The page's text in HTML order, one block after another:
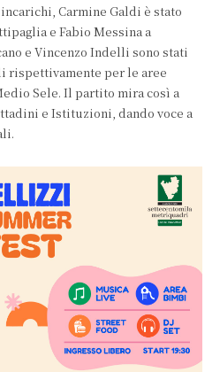
Carmine Galdi è stato
e Fabio Messina a
e Vincenzo Indelli sono stati
rispettivamente per le aree
Sele. Il partito mira così a
e Istituzioni, dando voce a